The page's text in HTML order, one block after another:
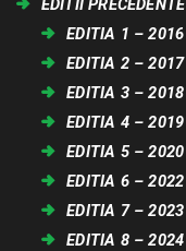
EDITII PRECEDENTE
EDITIA 1 – 2016
EDITIA 2 – 2017
EDITIA 3 – 2018
EDITIA 4 – 2019
EDITIA 5 – 2020
EDITIA 6 – 2022
EDITIA 7 – 2023
EDITIA 8 – 2024